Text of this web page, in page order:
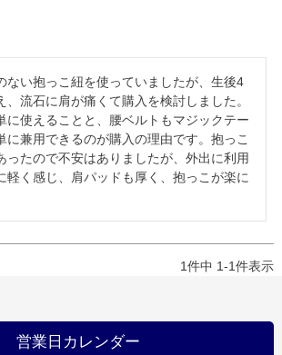
ない抱っこ紐を使っていましたが、生後4
、流石に肩が痛くて購入を検討しました。
に使えることと、腰ベルトもマジックテー
に兼用できるのが購入の理由です。抱っこ
ったので不安はありましたが、外出に利用
軽く感じ、肩パッドも厚く、抱っこが楽に
1件中 1-1件表示
営業日カレンダー